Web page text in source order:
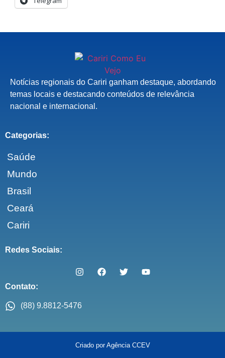
Notícias regionais do Cariri ganham destaque, abordando
temas locais e destacando conteúdos de relevância
nacional e internacional.
Categorias:
Saúde
Mundo
Brasil
Ceará
Cariri
Redes Sociais:
Contato:
(88) 9.8812-5476
Criado por Agência CCEV